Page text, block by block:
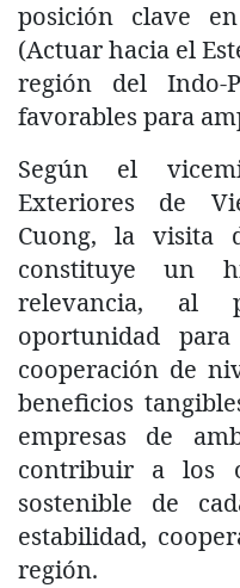
posición clave
(Actuar hacia el
región del Indo-
favorables para
Según el
Exteriores de
Cuong, la visita
constituye un
relevancia, al
oportunidad
cooperación de
beneficios
empresas de
contribuir a los
sostenible de
estabilidad,
región.